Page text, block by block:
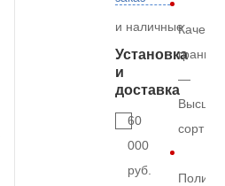
и наличные
Установка
и
доставка
60
000
руб.
гранита
—
Высший
сорт